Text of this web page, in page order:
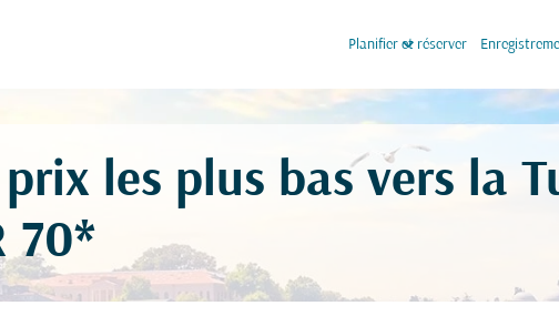
Planifier et réserver
keyboard_arrow_down
les plus bas vers la
70*